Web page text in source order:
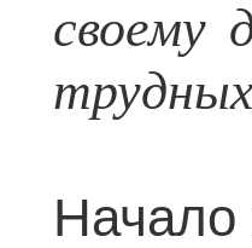
своему
Начало